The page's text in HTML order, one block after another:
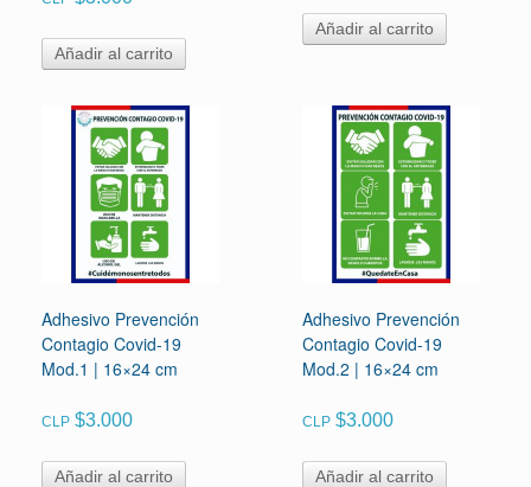
Añadir al carrito
Añadir al carrito
Adhesivo Prevención
Contagio Covid-19
Mod.1 | 16×24 cm
CLP $3.000
Añadir al carrito
Adhesivo Prevención
Contagio Covid-19
Mod.2 | 16×24 cm
CLP $3.000
Añadir al carrito